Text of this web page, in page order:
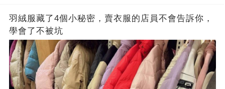
羽絨服藏了4個小秘密，賣衣服的店員不會告訴你，
學會了不被坑